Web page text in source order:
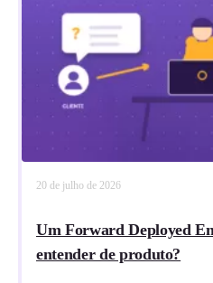
20 de julho de 2026
Um Forward Deployed
entender de produto?